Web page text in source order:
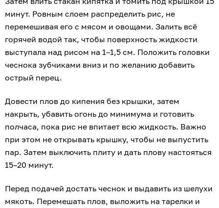
минут. Ровным слоем распределить рис, не
перемешивая его с мясом и овощами. Залить всё
горячей водой так, чтобы поверхность жидкости
выступала над рисом на 1–1,5 см. Положить головки
чеснока зубчиками вниз и по желанию добавить
острый перец.
Довести плов до кипения без крышки, затем
накрыть, убавить огонь до минимума и готовить
полчаса, пока рис не впитает всю жидкость. Важно
при этом не открывать крышку, чтобы не выпустить
пар. Затем выключить плиту и дать плову настояться
15–20 минут.
Перед подачей достать чеснок и выдавить из шелухи
мякоть. Перемешать плов, выложить на тарелки и